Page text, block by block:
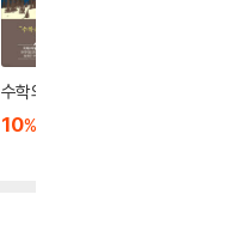
수학의 숲을 걷다
10%